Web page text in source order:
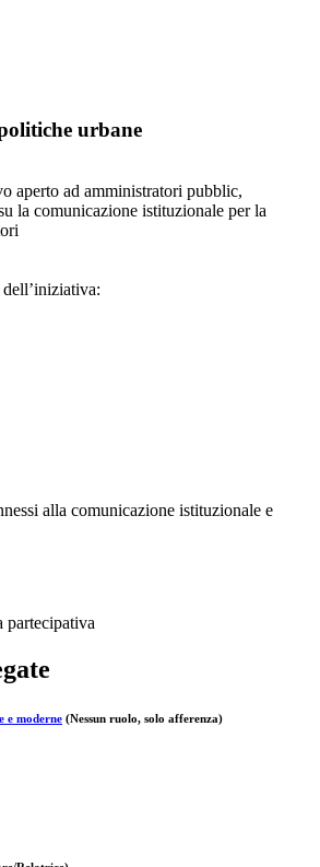
urbane
aperto ad amministratori pubblic,
la comunicazione istituzionale per la
alla comunicazione istituzionale e
partecipativa
e moderne (Nessun ruolo, solo afferenza)